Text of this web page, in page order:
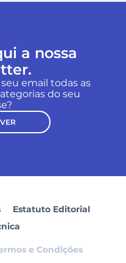
a nossa
email todas as
do seu
Estatuto Editorial
e Condições